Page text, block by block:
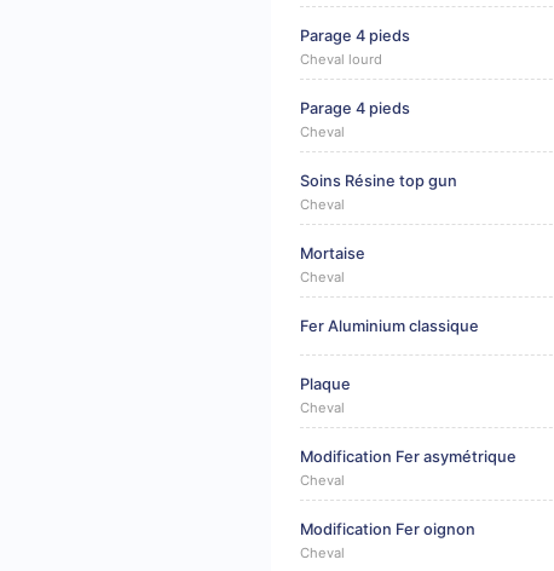
Parage 4 pieds
Cheval lourd
Parage 4 pieds
Cheval
Soins Résine top gun
Cheval
Mortaise
Cheval
Fer Aluminium classique
Plaque
Cheval
Modification Fer asymétrique
Cheval
Modification Fer oignon
Cheval